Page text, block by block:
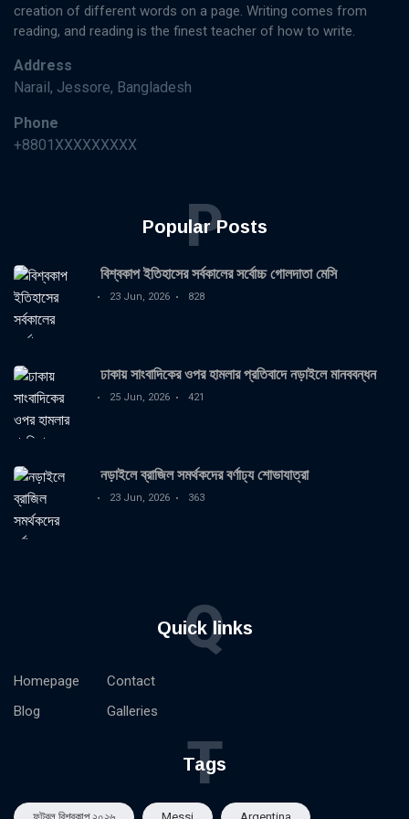
creation of different words on a page. Writing comes from
reading, and reading is the finest teacher of how to write.
Address
Narail, Jessore, Bangladesh
Phone
+8801XXXXXXXXX
Popular Posts
P
বিশ্বকাপ ইতিহাসের সর্বকালের সর্বোচ্চ গোলদাতা মেসি
23 Jun, 2026 828
ঢাকায় সাংবাদিকের ওপর হামলার প্রতিবাদে নড়াইলে মানববন্ধন
25 Jun, 2026 421
নড়াইলে ব্রাজিল সমর্থকদের বর্ণাঢ্য শোভাযাত্রা
23 Jun, 2026 363
Quick links
Q
Homepage
Blog
Contact
Galleries
Tags
T